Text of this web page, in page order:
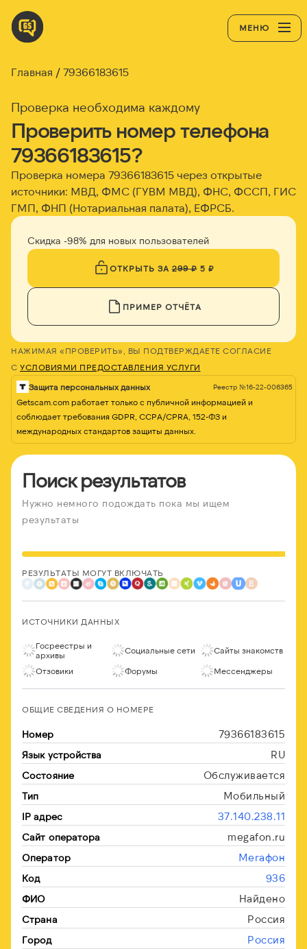
МЕНЮ
Главная 79366183615
Проверка необходима каждому
Проверить номер телефона
79366183615?
Проверка номера 79366183615 через открытые
источники: МВД, ФМС (ГУВМ МВД), ФНС, ФССП, ГИС
ГМП, ФНП (Нотариальная палата), ЕФРСБ.
Скидка -98% для новых пользователей
ОТКРЫТЬ ЗА299 ₽5 ₽
ПРИМЕР ОТЧЁТА
НАЖИМАЯ «ПРОВЕРИТЬ», ВЫ ПОДТВЕРЖДАЕТЕ СОГЛАСИЕ
С УСЛОВИЯМИ ПРЕДОСТАВЛЕНИЯ УСЛУГИ
Защита персональных данных Реестр №16-22-006365
Getscam.com работает только с публичной информацией и
соблюдает требования GDPR, CCPA/CPRA, 152-ФЗ и
международных стандартов защиты данных.
Поиск результатов
Нужно немного подождать пока мы ищем
результаты
РЕЗУЛЬТАТЫ МОГУТ ВКЛЮЧАТЬ
ИСТОЧНИКИ ДАННЫХ
Госреестры и
архивы
Социальные сети Сайты знакомств
Отзовики Форумы Мессенджеры
ОБЩИЕ СВЕДЕНИЯ О НОМЕРЕ
Номер 79366183615
Язык устройства RU
Состояние Обслуживается
Тип Мобильный
IP адрес 37.140.238.11
Сайт оператора megafon.ru
Оператор Мегафон
Код 936
ФИО Найдено
Страна Россия
Город Россия